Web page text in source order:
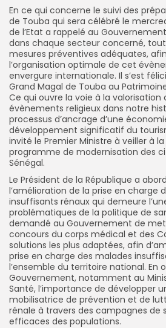
En ce qui concerne le suivi des
de Touba qui sera célébré le
de l’Etat a rappelé au
dans chaque secteur concerné,
mesures préventives adéquates,
l’organisation optimale de cet
envergure internationale. Il s’est
Grand Magal de Touba au
Ce qui ouvre la voie à la valorisation
évènements religieux dans notre
processus d’ancrage d’une
développement significatif du
invité le Premier Ministre à veiller à
programme de modernisation des
Sénégal.
Le Président de la République a
l’amélioration de la prise en charge
insuffisants rénaux qui demeure
problématiques de la politique de
demandé au Gouvernement de
concours du corps médical et des
solutions les plus adaptées, afin
prise en charge des malades
l’ensemble du territoire national. En
Gouvernement, notamment au
Santé, l’importance de développer
mobilisatrice de prévention et de
rénale à travers des campagnes de
efficaces des populations.